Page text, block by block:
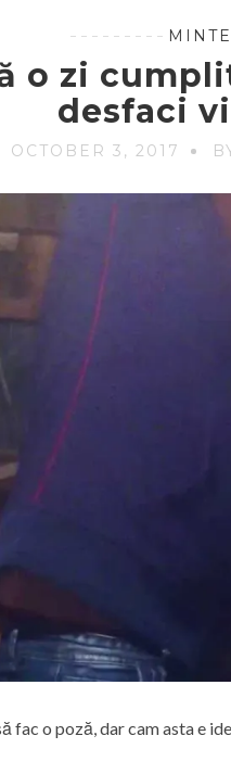
o zi
desfaci
OCTOBER 3, 2017
fac o poză, dar cam asta e